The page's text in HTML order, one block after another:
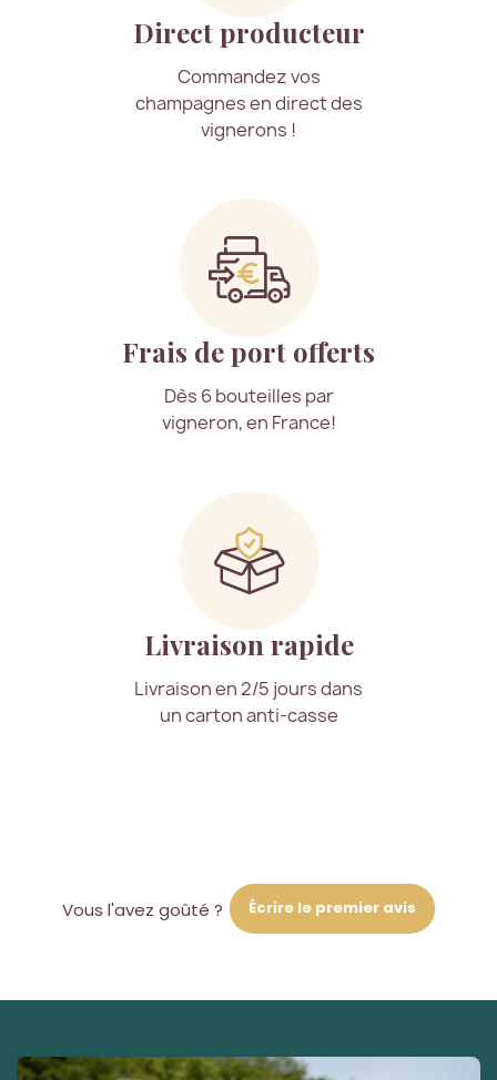
Direct producteur
Commandez vos
champagnes en direct des
vignerons !
Frais de port offerts
Dès 6 bouteilles par
vigneron, en France!
Livraison rapide
Livraison en 2/5 jours dans
un carton anti-casse
Vous l'avez goûté ? Écrire le premier avis